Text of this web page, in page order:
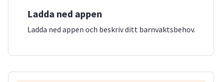
Ladda ned appen
Ladda ned appen och beskriv ditt barnvaktsbehov.